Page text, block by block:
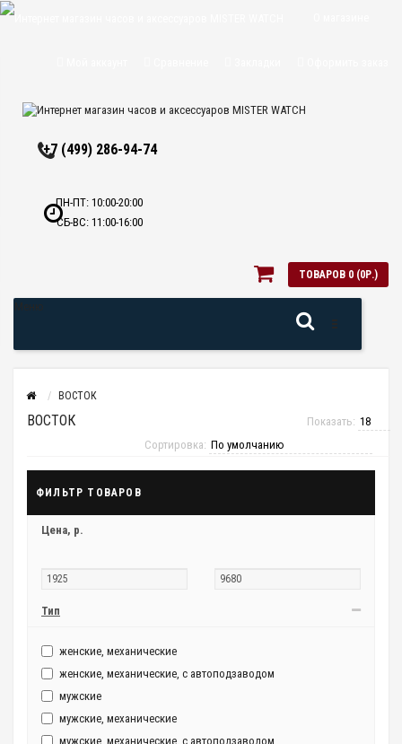
+7 (499) 286-94-74
ПН-ПТ: 10:00-20:00
СБ-ВС: 11:00-16:00
ТОВАРОВ 0 (0Р.)
ВОСТОК
ВОСТОК
Показать:
Сортировка:
ФИЛЬТР ТОВАРОВ
Цена, р.
Тип
женские, механические
женские, механические, с автоподзаводом
мужские
мужские, механические
мужские, механические, с автоподзаводом